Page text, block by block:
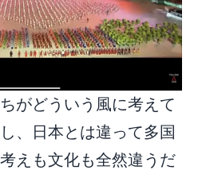
がどういう風に考えて
、日本とは違って多国
えも文化も全然違うだ